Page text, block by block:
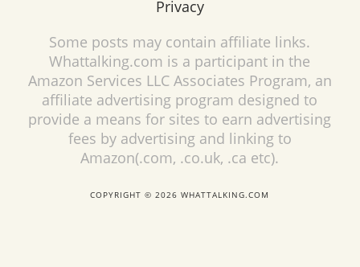
Privacy
Some posts may contain affiliate links.
Whattalking.com is a participant in the
Amazon Services LLC Associates Program, an
affiliate advertising program designed to
provide a means for sites to earn advertising
fees by advertising and linking to
Amazon(.com, .co.uk, .ca etc).
COPYRIGHT © 2026 WHATTALKING.COM